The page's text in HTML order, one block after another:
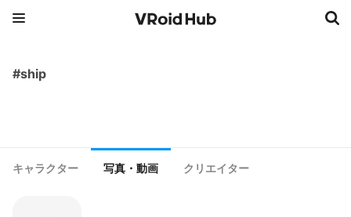
#ship
キャラクター 写真・動画 クリエイター